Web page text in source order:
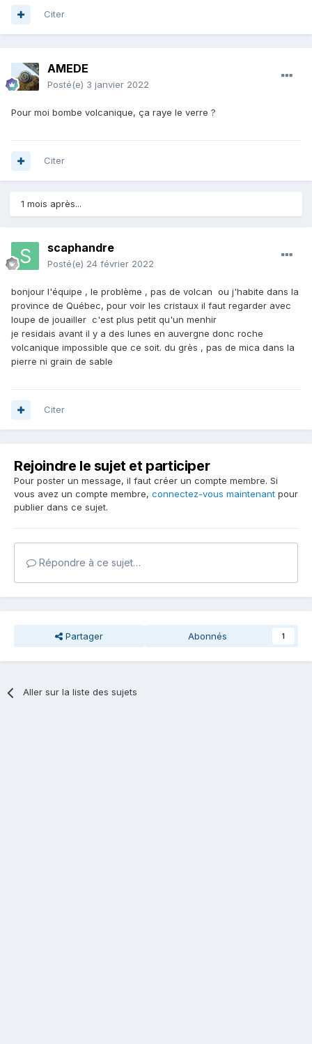
Citer
AMEDE
Posté(e) 3 janvier 2022
Pour moi bombe volcanique, ça raye le verre ?
Citer
1 mois après...
scaphandre
Posté(e) 24 février 2022
bonjour l'équipe , le problème , pas de volcan ou j'habite dans la
province de Québec, pour voir les cristaux il faut regarder avec
loupe de jouailler c'est plus petit qu'un menhir
je residais avant il y a des lunes en auvergne donc roche
volcanique impossible que ce soit. du grès , pas de mica dans la
pierre ni grain de sable
Citer
Rejoindre le sujet et participer
Pour poster un message, il faut créer un compte membre. Si
vous avez un compte membre, connectez-vous maintenant pour
publier dans ce sujet.
Répondre à ce sujet…
Partager Abonnés 1
Aller sur la liste des sujets